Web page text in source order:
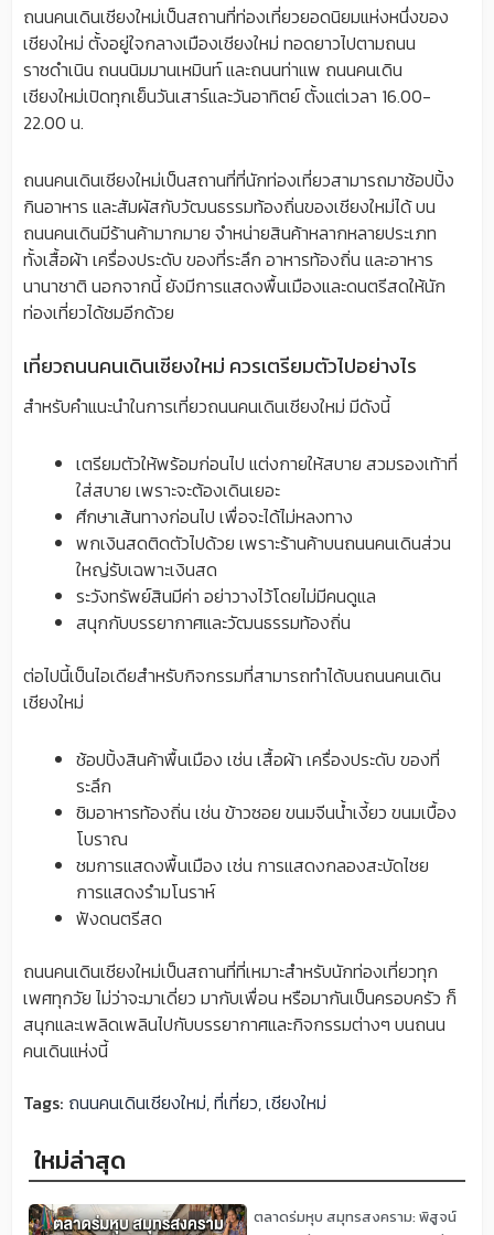
ถนนคนเดินเชียงใหม่เป็นสถานที่ท่องเที่ยวยอดนิยมแห่งหนึ่งของ
เชียงใหม่ ตั้งอยู่ใจกลางเมืองเชียงใหม่ ทอดยาวไปตามถนน
ราชดำเนิน ถนนนิมมานเหมินท์ และถนนท่าแพ ถนนคนเดิน
เชียงใหม่เปิดทุกเย็นวันเสาร์และวันอาทิตย์ ตั้งแต่เวลา 16.00-
22.00 น.
ถนนคนเดินเชียงใหม่เป็นสถานที่ที่นักท่องเที่ยวสามารถมาช้อปปิ้ง
กินอาหาร และสัมผัสกับวัฒนธรรมท้องถิ่นของเชียงใหม่ได้ บน
ถนนคนเดินมีร้านค้ามากมาย จำหน่ายสินค้าหลากหลายประเภท
ทั้งเสื้อผ้า เครื่องประดับ ของที่ระลึก อาหารท้องถิ่น และอาหาร
นานาชาติ นอกจากนี้ ยังมีการแสดงพื้นเมืองและดนตรีสดให้นัก
ท่องเที่ยวได้ชมอีกด้วย
เที่ยวถนนคนเดินเชียงใหม่ ควรเตรียมตัวไปอย่างไร
สำหรับคำแนะนำในการเที่ยวถนนคนเดินเชียงใหม่ มีดังนี้
เตรียมตัวให้พร้อมก่อนไป แต่งกายให้สบาย สวมรองเท้าที่
ใส่สบาย เพราะจะต้องเดินเยอะ
ศึกษาเส้นทางก่อนไป เพื่อจะได้ไม่หลงทาง
พกเงินสดติดตัวไปด้วย เพราะร้านค้าบนถนนคนเดินส่วน
ใหญ่รับเฉพาะเงินสด
ระวังทรัพย์สินมีค่า อย่าวางไว้โดยไม่มีคนดูแล
สนุกกับบรรยากาศและวัฒนธรรมท้องถิ่น
ต่อไปนี้เป็นไอเดียสำหรับกิจกรรมที่สามารถทำได้บนถนนคนเดิน
เชียงใหม่
ช้อปปิ้งสินค้าพื้นเมือง เช่น เสื้อผ้า เครื่องประดับ ของที่
ระลึก
ชิมอาหารท้องถิ่น เช่น ข้าวซอย ขนมจีนน้ำเงี้ยว ขนมเบื้อง
โบราณ
ชมการแสดงพื้นเมือง เช่น การแสดงกลองสะบัดไชย
การแสดงรำมโนราห์
ฟังดนตรีสด
ถนนคนเดินเชียงใหม่เป็นสถานที่ที่เหมาะสำหรับนักท่องเที่ยวทุก
เพศทุกวัย ไม่ว่าจะมาเดี่ยว มากับเพื่อน หรือมากันเป็นครอบครัว ก็
สนุกและเพลิดเพลินไปกับบรรยากาศและกิจกรรมต่างๆ บนถนน
คนเดินแห่งนี้
Tags: ถนนคนเดินเชียงใหม่,ที่เที่ยว,เชียงใหม่
ใหม่ล่าสุด
ตลาดร่มหุบ สมุทรสงคราม: พิสูจน์